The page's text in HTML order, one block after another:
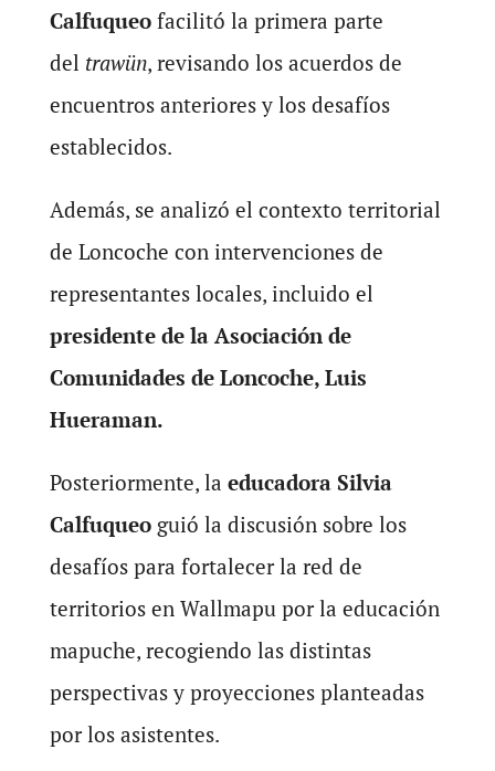
Calfuqueo facilitó la primera parte
del trawün, revisando los acuerdos de
encuentros anteriores y los desafíos
establecidos.
Además, se analizó el contexto territorial
de Loncoche con intervenciones de
representantes locales, incluido el
presidente de la Asociación de
Comunidades de Loncoche, Luis
Hueraman.
Posteriormente, la educadora Silvia
Calfuqueoguió la discusión sobre los
desafíos para fortalecer la red de
territorios en Wallmapu por la educación
mapuche, recogiendo las distintas
perspectivas y proyecciones planteadas
por los asistentes.